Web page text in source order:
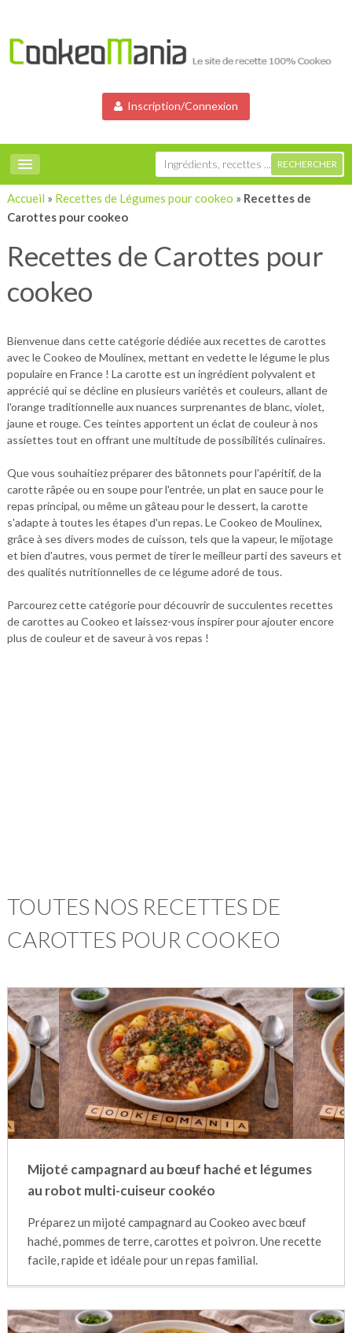
Inscription/Connexion
Accueil » Recettes de Légumes pour cookeo » Recettes de
Carottes pour cookeo
Recettes de Carottes pour
cookeo
Bienvenue dans cette catégorie dédiée aux recettes de carottes
avec le Cookeo de Moulinex, mettant en vedette le légume le plus
populaire en France ! La carotte est un ingrédient polyvalent et
apprécié qui se décline en plusieurs variétés et couleurs, allant de
l'orange traditionnelle aux nuances surprenantes de blanc, violet,
jaune et rouge. Ces teintes apportent un éclat de couleur à nos
assiettes tout en offrant une multitude de possibilités culinaires.
Que vous souhaitiez préparer des bâtonnets pour l'apéritif, de la
carotte râpée ou en soupe pour l'entrée, un plat en sauce pour le
repas principal, ou même un gâteau pour le dessert, la carotte
s'adapte à toutes les étapes d'un repas. Le Cookeo de Moulinex,
grâce à ses divers modes de cuisson, tels que la vapeur, le mijotage
et bien d'autres, vous permet de tirer le meilleur parti des saveurs et
des qualités nutritionnelles de ce légume adoré de tous.
Parcourez cette catégorie pour découvrir de succulentes recettes
de carottes au Cookeo et laissez-vous inspirer pour ajouter encore
plus de couleur et de saveur à vos repas !
TOUTES NOS RECETTES DE
CAROTTES POUR COOKEO
Mijoté campagnard au bœuf haché et légumes
au robot multi-cuiseur cookéo
Préparez un mijoté campagnard au Cookeo avec bœuf
haché, pommes de terre, carottes et poivron. Une recette
facile, rapide et idéale pour un repas familial.